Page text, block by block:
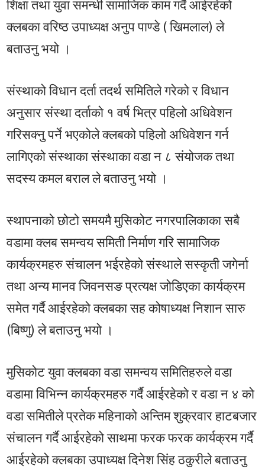
शिक्षा तथा युवा समन्धी सामाजिक काम गर्दै आईरहेको
क्लबका वरिष्ठ उपाध्यक्ष अनुप पाण्डे ( खिमलाल) ले
बताउनु भयो ।
संस्थाको विधान दर्ता तदर्थ समितिले गरेको र विधान
अनुसार संस्था दर्ताको १ वर्ष भित्र पहिलो अधिवेशन
गरिसक्नु पर्ने भएकोले क्लबको पहिलो अधिवेशन गर्न
लागिएको संस्थाका संस्थाका वडा न ८ संयोजक तथा
सदस्य कमल बराल ले बताउनु भयो ।
स्थापनाको छोटो समयमै मुसिकोट नगरपालिकाका सबै
वडामा क्लब समन्वय समिती निर्माण गरि सामाजिक
कार्यक्रमहरु संचालन भईरहेको संस्थाले सस्कृती जगेर्ना
तथा अन्य मानव जिवनसङ प्रत्यक्ष जोडिएका कार्यक्रम
समेत गर्दै आईरहेको क्लबका सह कोषाध्यक्ष निशान सारु
(बिष्णु) ले बताउनु भयो ।
मुसिकोट युवा क्लबका वडा समन्वय समितिहरुले वडा
वडामा विभिन्न कार्यक्रमहरु गर्दै आईरहेको र वडा न ४ को
वडा समितीले प्रतेक महिनाको अन्तिम शुक्रवार हाटबजार
संचालन गर्दै आईरहेको साथमा फरक फरक कार्यक्रम गर्दै
आईरहेको क्लबका उपाध्यक्ष दिनेश सिंह ठकुरीले बताउनु